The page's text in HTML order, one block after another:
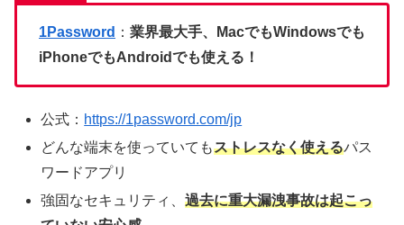
1Password ： 業界最大手、MacでもWindowsでも
iPhoneでもAndroidでも使える！
公式： https://1password.com/jp
どんな端末を使っていてもストレスなく使えるパス
ワードアプリ
強固なセキュリティ、過去に重大漏洩事故は起こっ